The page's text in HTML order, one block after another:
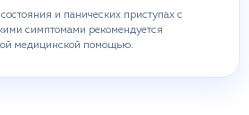
и панических приступах с
симптомами рекомендуется
медицинской помощью.